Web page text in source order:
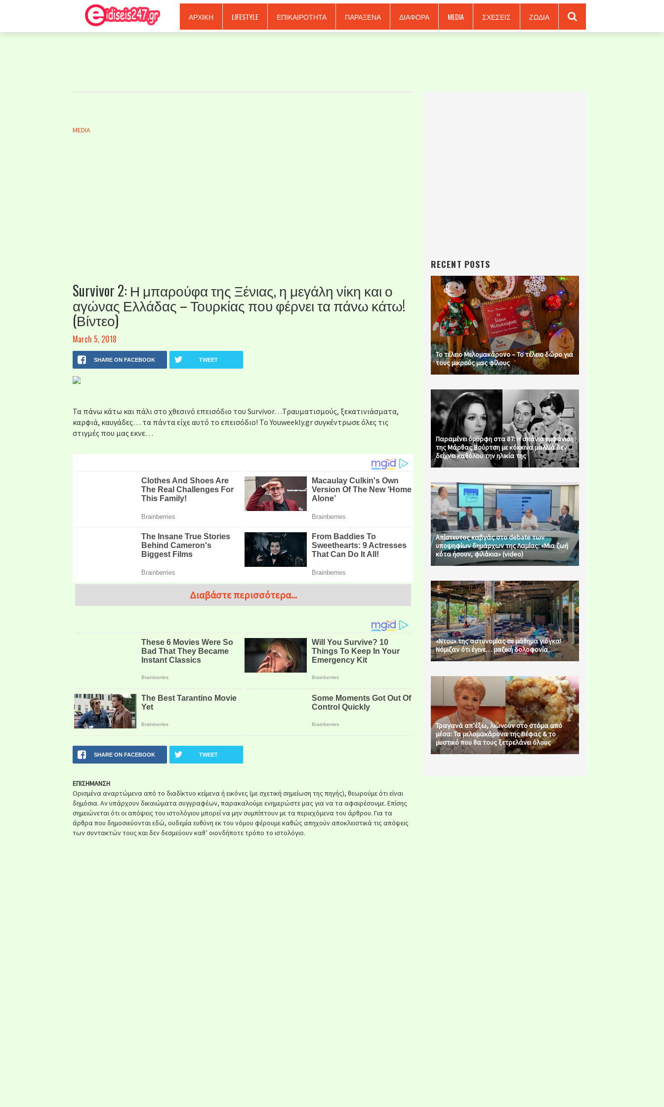
Ξερόλας ΑΡΧΙΚΗ LIFESTYLE ΕΠΙΚΑΙΡΟΤΗΤΑ ΠΑΡΑΞΕΝΑ ΔΙΑΦΟΡΑ MEDIA ΣΧΕΣΕΙΣ ΖΩΔΙΑ
MEDIA
Survivor 2: Η μπαρούφα της Ξένιας, η μεγάλη νίκη και ο
αγώνας Ελλάδας – Τουρκίας που φέρνει τα πάνω κάτω!
(Βίντεο)
March 5, 2018
SHARE ON FACEBOOK TWEET
Τα πάνω κάτω και πάλι στο χθεσινό επεισόδιο του Survivor…Τραυματισμούς, ξεκατινιάσματα,
καρφιά, καυγάδες… τα πάντα είχε αυτό το επεισόδιο! Το Youweekly.gr συγκέντρωσε όλες τις
στιγμές που μας εκνε…
Διαβάστε περισσότερα...
SHARE ON FACEBOOK TWEET
ΕΠΙΣΗΜΑΝΣΗ
Ορισμένα αναρτώμενα από το διαδίκτυο κείμενα ή εικόνες (με σχετική σημείωση της πηγής), θεωρούμε ότι είναι
δημόσια. Αν υπάρχουν δικαιώματα συγγραφέων, παρακαλούμε ενημερώστε μας για να τα αφαιρέσουμε. Επίσης
σημειώνεται ότι οι απόψεις του ιστολόγιου μπορεί να μην συμπίπτουν με τα περιεχόμενα του άρθρου. Για τα
άρθρα που δημοσιεύονται εδώ, ουδεμία ευθύνη εκ του νόμου φέρουμε καθώς απηχούν αποκλειστικά τις απόψεις
των συντακτών τους και δεν δεσμεύουν καθ’ οιονδήποτε τρόπο το ιστολόγιο.
RECENT POSTS
Το τέλειο Μελομακάρονο – Το τέλειο δώρο για
τους μικρούς μας φίλους
Παραμένει όμορφη στα 87: Η σπάνια εμφάνιση
της Μάρθας Βούρτση με κόκκινα μαλλιά δεν
δείχνει καθόλου την ηλικία της
Απίστευτος καβγάς στο debate των
υποψηφίων δημάρχων της Λαμίας: «Μια ζωή
κότα ήσουν, φιλάκια» (video)
«Ντου» της αστυνομίας σε μάθημα γιόγκα!
Νόμιζαν ότι έγινε… μαζική δολοφονία
Τραγανά απ’έξω, λιώνουν στο στόμα από
μέσα: Τα μελομακάρονα της Βέφας & το
μυστικό που θα τους ξετρελάνει όλους